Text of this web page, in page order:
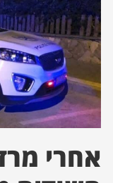
Et
odio
mauris, wisi
tortor
ultricies
Congue
luctus, quam
mi